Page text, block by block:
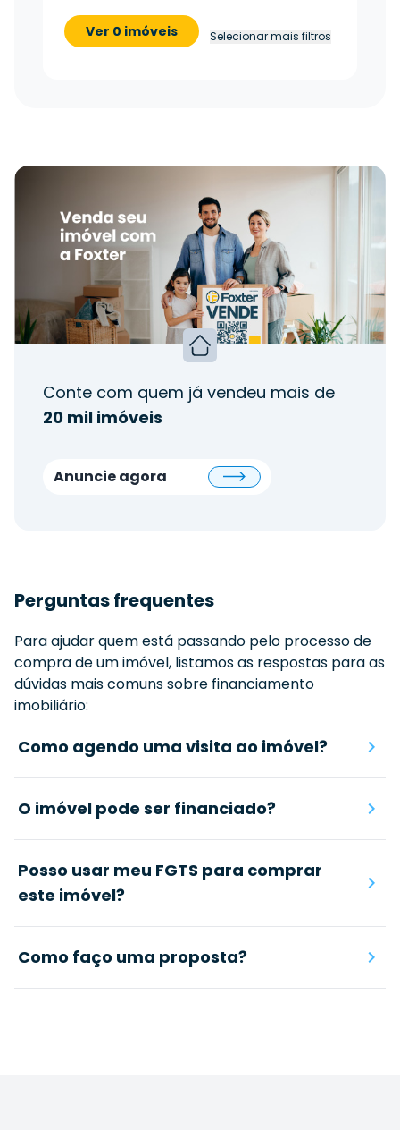
Ver 0 imóveis Selecionar mais filtros
Conte com quem já vendeu mais de
20 mil imóveis
Anuncie agora
Perguntas frequentes
Para ajudar quem está passando pelo processo de
compra de um imóvel, listamos as respostas para as
dúvidas mais comuns sobre financiamento
imobiliário:
Como agendo uma visita ao imóvel?
O imóvel pode ser financiado?
Posso usar meu FGTS para comprar
este imóvel?
Como faço uma proposta?